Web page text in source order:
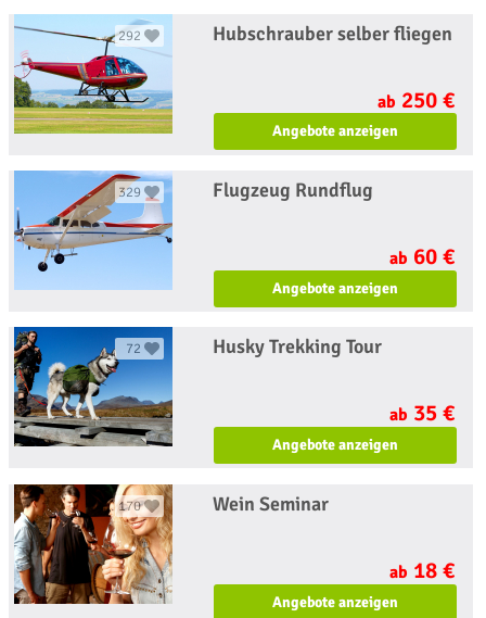
292 Hubschrauber selber fliegen
ab 250 €
Angebote anzeigen
329 Flugzeug Rundflug
ab 60 €
Angebote anzeigen
72 Husky Trekking Tour
ab 35 €
Angebote anzeigen
170 Wein Seminar
ab 18 €
Angebote anzeigen